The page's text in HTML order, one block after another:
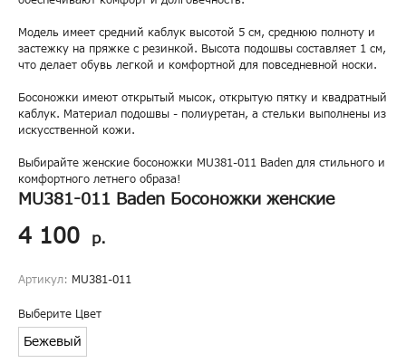
Модель имеет средний каблук высотой 5 см, среднюю полноту и
застежку на пряжке с резинкой. Высота подошвы составляет 1 см,
что делает обувь легкой и комфортной для повседневной носки.
Босоножки имеют открытый мысок, открытую пятку и квадратный
каблук. Материал подошвы - полиуретан, а стельки выполнены из
искусственной кожи.
Выбирайте женские босоножки MU381-011 Baden для стильного и
комфортного летнего образа!
MU381-011 Baden Босоножки женские
4 100 р.
Артикул: MU381-011
Выберите Цвет
Бежевый